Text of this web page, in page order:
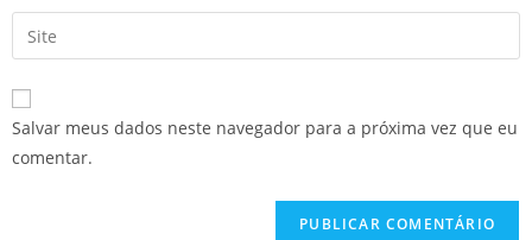
Salvar meus dados neste navegador para a próxima vez que eu
comentar.